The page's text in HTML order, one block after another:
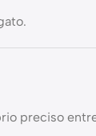
preciso